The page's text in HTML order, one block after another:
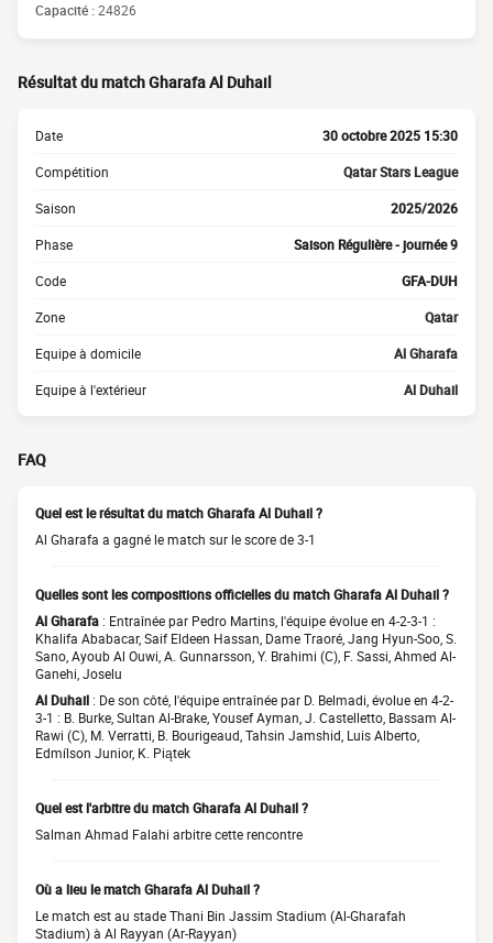
Capacité :24826
Résultat du match Gharafa Al Duhail
Date 30 octobre 2025 15:30
Compétition Qatar Stars League
Saison 2025/2026
Phase Saison Régulière - journée 9
Code GFA-DUH
Zone Qatar
Equipe à domicile Al Gharafa
Equipe à l'extérieur Al Duhail
FAQ
Quel est le résultat du match Gharafa Al Duhail ?
Al Gharafa a gagné le match sur le score de 3-1
Quelles sont les compositions officielles du match Gharafa Al Duhail ?
Al Gharafa : Entraînée par Pedro Martins, l'équipe évolue en 4-2-3-1 :
Khalifa Ababacar, Saif Eldeen Hassan, Dame Traoré, Jang Hyun-Soo, S.
Sano, Ayoub Al Ouwi, A. Gunnarsson, Y. Brahimi (C), F. Sassi, Ahmed Al-
Ganehi, Joselu
Al Duhail : De son côté, l'équipe entraînée par D. Belmadi, évolue en 4-2-
3-1 : B. Burke, Sultan Al-Brake, Yousef Ayman, J. Castelletto, Bassam Al-
Rawi (C), M. Verratti, B. Bourigeaud, Tahsin Jamshid, Luis Alberto,
Edmílson Junior, K. Piątek
Quel est l'arbitre du match Gharafa Al Duhail ?
Salman Ahmad Falahi arbitre cette rencontre
Où a lieu le match Gharafa Al Duhail ?
Le match est au stade Thani Bin Jassim Stadium (Al-Gharafah
Stadium) à Al Rayyan (Ar-Rayyan)